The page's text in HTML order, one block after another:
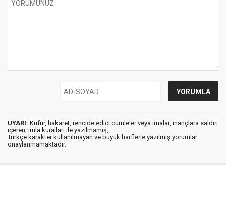
UYARI: Küfür, hakaret, rencide edici cümleler veya imalar, inançlara saldırı
içeren, imla kuralları ile yazılmamış,
Türkçe karakter kullanılmayan ve büyük harflerle yazılmış yorumlar
onaylanmamaktadır.